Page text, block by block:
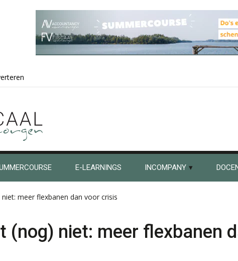
E-LEARNINGS INCOMPANY
meer flexbanen dan voor crisis
(nog) niet: meer flexbanen